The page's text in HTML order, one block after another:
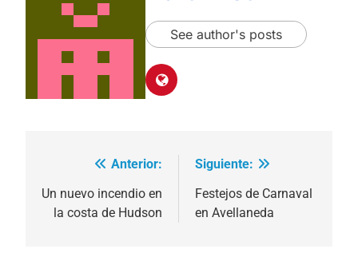
See author's posts
Navegación
de
Anterior:
Un nuevo incendio en
la costa de Hudson
Siguiente:
Festejos de Carnaval
en Avellaneda